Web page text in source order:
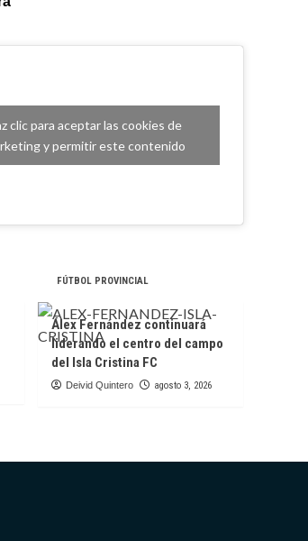
clic para aceptar las cookies de
y permitir este contenido
FÚTBOL PROVINCIAL
Álex Fernández continuará
liderando el centro del campo
del Isla Cristina FC
Deivid Quintero agosto 3, 2026